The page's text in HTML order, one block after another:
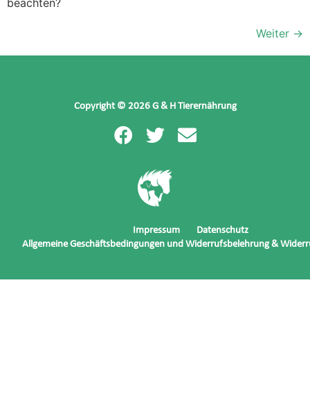
beachten?
Weiter →
Copyright © 2026 G & H Tierernährung
Impressum
Datenschutz
Allgemeine Geschäftsbedingungen und Widerrufsbelehrung &